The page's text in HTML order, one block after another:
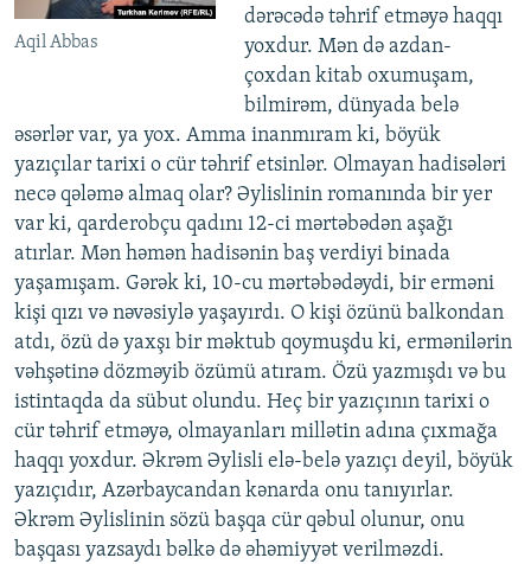
Aqil Abbas
dərəcədə təhrif etməyə haqqı
yoxdur. Mən də azdan-
çoxdan kitab oxumuşam,
bilmirəm, dünyada belə
əsərlər var, ya yox. Amma inanmıram ki, böyük
yazıçılar tarixi o cür təhrif etsinlər. Olmayan hadisələri
necə qələmə almaq olar? Əylislinin romanında bir yer
var ki, qarderobçu qadını 12-ci mərtəbədən aşağı
atırlar. Mən həmən hadisənin baş verdiyi binada
yaşamışam. Gərək ki, 10-cu mərtəbədəydi, bir erməni
kişi qızı və nəvəsiylə yaşayırdı. O kişi özünü balkondan
atdı, özü də yaxşı bir məktub qoymuşdu ki, ermənilərin
vəhşətinə dözməyib özümü atıram. Özü yazmışdı və bu
istintaqda da sübut olundu. Heç bir yazıçının tarixi o
cür təhrif etməyə, olmayanları millətin adına çıxmağa
haqqı yoxdur. Əkrəm Əylisli elə-belə yazıçı deyil, böyük
yazıçıdır, Azərbaycandan kənarda onu tanıyırlar.
Əkrəm Əylislinin sözü başqa cür qəbul olunur, onu
başqası yazsaydı bəlkə də əhəmiyyət verilməzdi.